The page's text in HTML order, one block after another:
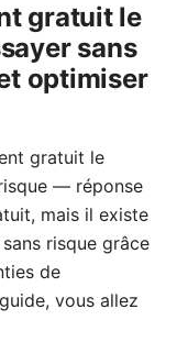
gratuit le
sans
optimiser
gratuit le
— réponse
mais il existe
risque grâce
de
vous allez